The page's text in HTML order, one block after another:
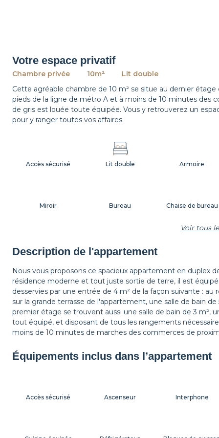
Votre espace privatif
Chambre privée 10m²
Lit double
Cette agréable chambre de 10 m² se situe au dernier
pieds de la ligne de métro A et à moins de 10 minutes
de gris est louée toute équipée. Vous y retrouverez un
pour y ranger toutes vos affaires.
Rideaux
Bureau
Armoire
Étagère
Table de chevet Lampe de chevet
Tapis de sol
Miroir Chaise de bureau
Accès sécurisé Lit double
Voir tous
Description de l'appartement
Nous vous proposons ce spacieux appartement en duplex
résidence moderne et tout juste sortie de terre, il est
desservies par une entrée de 4 m² de la façon suivante :
sur la grande terrasse de l'appartement, une salle de bain
premier étage se trouvent aussi une salle de bain de 3 m²,
tout équipé, et disposant de tous les rangements
moins de 10 minutes de marches des commerces de
Équipements inclus dans l’appartement
Accès sécurisé Ascenseur Interphone